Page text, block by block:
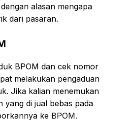
alasan mengapa
dari pasaran.
BPOM dan cek nomor
melakukan pengaduan
Jika kalian menemukan
yang di jual bebas pada
ke BPOM.